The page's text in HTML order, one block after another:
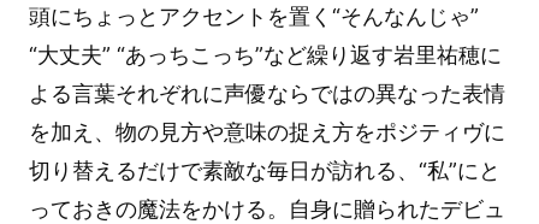
頭にちょっとアクセントを置く“そんなんじゃ”
“大丈夫” “あっちこっち”など繰り返す岩里祐穂に
よる言葉それぞれに声優ならではの異なった表情
を加え、物の見方や意味の捉え方をポジティヴに
切り替えるだけで素敵な毎日が訪れる、“私”にと
っておきの魔法をかける。自身に贈られたデビュ